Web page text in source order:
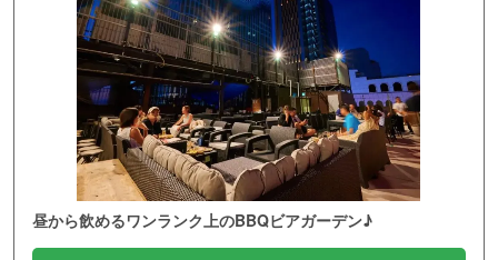
昼から飲めるワンランク上のBBQビアガーデン♪